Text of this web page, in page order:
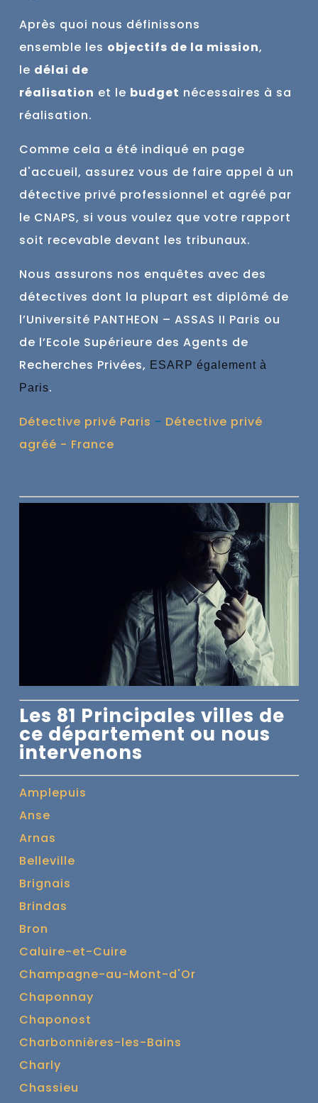
Après quoi nous définissons
ensemble les objectifs de la mission,
le délai de
réalisation et le budget nécessaires à sa
réalisation.
Comme cela a été indiqué en page
d'accueil, assurez vous de faire appel à un
détective privé professionnel et agréé par
le CNAPS, si vous voulez que votre rapport
soit recevable devant les tribunaux.
Nous assurons nos enquêtes avec des
détectives dont la plupart est diplômé de
l’Université PANTHEON – ASSAS II Paris ou
de l’Ecole Supérieure des Agents de
Recherches Privées, ESARP également à
Paris.
Détective privé Paris - Détective privé
agréé - France
Les 81 Principales villes de
ce département ou nous
intervenons
Amplepuis
Anse
Arnas
Belleville
Brignais
Brindas
Bron
Caluire-et-Cuire
Champagne-au-Mont-d'Or
Chaponnay
Chaponost
Charbonnières-les-Bains
Charly
Chassieu